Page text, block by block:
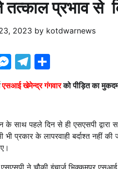
प्रभाव से
2023 by kotdwarnews
Messenger
Telegram
एसआई खेमेन्द्र गंगवारको पीड़ित का
साथ पहले दिन से ही एसएसपी द्वारा
भी प्रकार के लापरवाही बर्दाश्त
ने चौकी इंचार्ज भिक्कमपुर